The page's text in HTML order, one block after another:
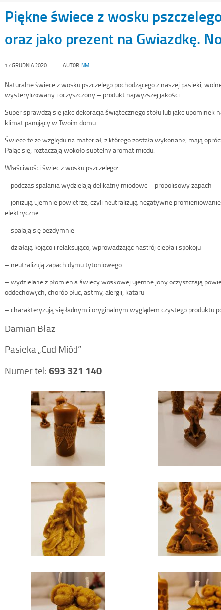
Piękne świece z wosku
oraz jako prezent na Gwiazdkę.
17 GRUDNIA 2020 AUTOR: NM
Naturalne świece z wosku pszczelego pochodzącego z naszej pasieki,
wysterylizowany i oczyszczony – produkt najwyższej jakości
Super sprawdzą się jako dekoracja świątecznego stołu lub jako upominek
klimat panujący w Twoim domu.
Świece te ze względu na materiał, z którego została wykonane, mają
Paląc się, roztaczają wokoło subtelny aromat miodu.
Właściwości świec z wosku pszczelego:
– podczas spalania wydzielają delikatny miodowo – propolisowy zapach
– jonizują ujemnie powietrze, czyli neutralizują negatywne
elektryczne
– spalają się bezdymnie
– działają kojąco i relaksująco, wprowadzając nastrój ciepła i spokoju
– neutralizują zapach dymu tytoniowego
– wydzielane z płomienia świecy woskowej ujemne jony oczyszczają
oddechowych, chorób płuc, astmy, alergii, kataru
– charakteryzują się ładnym i oryginalnym wyglądem czystego produktu
Damian Błaż
Pasieka „Cud Miód”
Numer tel:693 321 140